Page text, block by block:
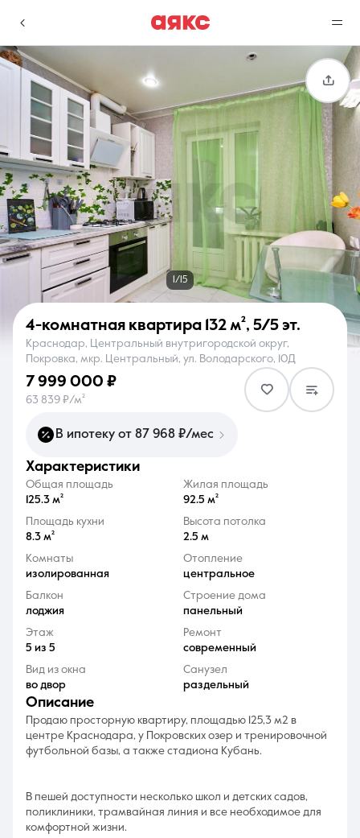
г. Краснодар
Избранное
0 объявлений
Недвижимость Услуги
О компании Контакты
8 (861) 297-00-00
Ежедневно с 08:30 до 20:00
1/15
4-комнатная квартира 132 м², 5/5 эт.
Краснодар, Центральный внутригородской округ,
Покровка, мкр. Центральный, ул. Володарского, 10Д
7 999 000 ₽
63 839 ₽/м²
В ипотеку от 87 968 ₽/мес
характеристики
Общая площадь
125.3 м²
Жилая площадь
92.5 м²
Площадь кухни
8.3 м²
Высота потолка
2.5 м
Комнаты
изолированная
Отопление
центральное
Балкон
лоджия
Строение дома
панельный
Этаж
5 из 5
Ремонт
современный
Вид из окна
во двор
Санузел
раздельный
описание
Продаю просторную квартиру, площадью 125,3 м2 в
центре Краснодара, у Покровских озер и тренировочной
футбольной базы, а также стадиона Кубань.
В пешей доступности несколько школ и детских садов,
поликлиники, трамвайная линия и все необходимое для
комфортной жизни.